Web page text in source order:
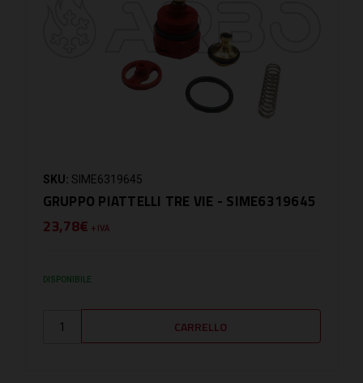
SKU: SIME6319645
GRUPPO PIATTELLI TRE VIE - SIME6319645
23,78€ + IVA
DISPONIBILE